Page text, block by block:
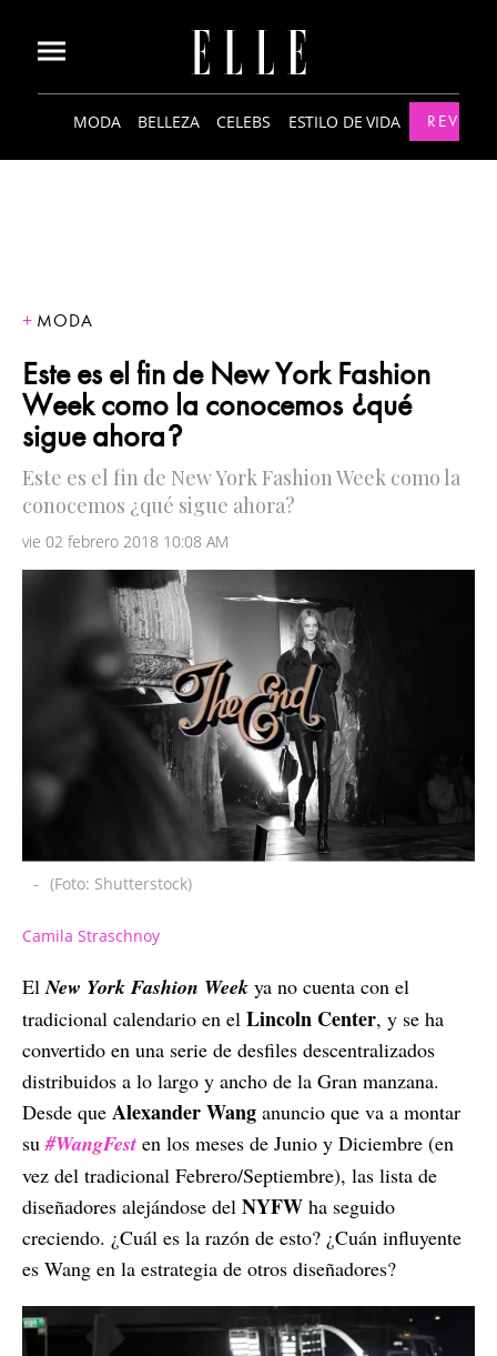
MODA BELLEZA CELEBS ESTILO DE VIDA
MODA
Este es el fin de New York Fashion
Week como la conocemos ¿qué
sigue ahora?
Este es el fin de New York Fashion Week como la
conocemos ¿qué sigue ahora?
vie 02 febrero 2018 10:08 AM
- (Foto: Shutterstock)
Camila Straschnoy
ElNew York Fashion Week ya no cuenta con el
tradicional calendario en el Lincoln Center, y se ha
convertido en una serie de desfiles descentralizados
distribuidos a lo largo y ancho de la Gran manzana.
Desde que Alexander Wang anuncio que va a montar
su#WangFest en los meses de Junio y Diciembre (en
vez del tradicional Febrero/Septiembre), las lista de
diseñadores alejándose del NYFW ha seguido
creciendo. ¿Cuál es la razón de esto? ¿Cuán influyente
es Wang en la estrategia de otros diseñadores?